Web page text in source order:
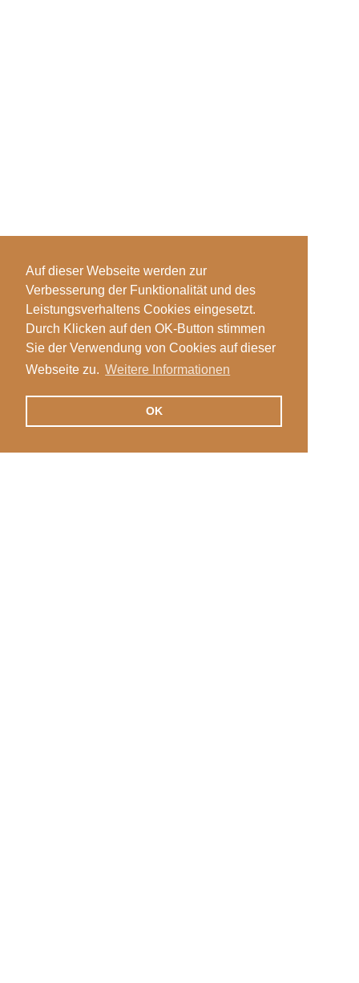
Auf dieser Webseite werden zur
Verbesserung der Funktionalität und des
Leistungsverhaltens Cookies eingesetzt.
Durch Klicken auf den OK-Button stimmen
Sie der Verwendung von Cookies auf dieser
Webseite zu. Weitere Informationen
OK